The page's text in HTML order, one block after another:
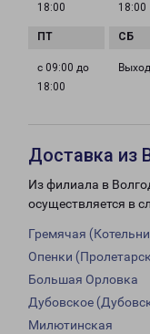
18:00
18:00
с 09:00 до
18:00
Доставка из
Из филиала в
осуществляется в
Гремячая
Опенки
Большая Орловка
Дубовское
Милютинская